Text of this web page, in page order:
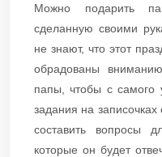
Можно подарить
сделанную своими
не знают, что этот
обрадованы
папы, чтобы с самого
задания на
составить вопросы
которые он будет